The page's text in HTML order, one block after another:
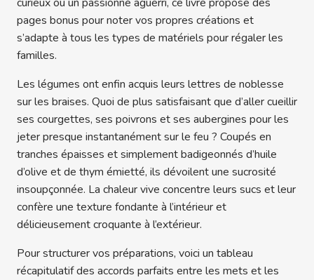
pages bonus pour noter vos propres créations et
s’adapte à tous les types de matériels pour régaler les
familles.
Les légumes ont enfin acquis leurs lettres de noblesse
sur les braises. Quoi de plus satisfaisant que d’aller cueillir
ses courgettes, ses poivrons et ses aubergines pour les
jeter presque instantanément sur le feu ? Coupés en
tranches épaisses et simplement badigeonnés d’huile
d’olive et de thym émietté, ils dévoilent une sucrosité
insoupçonnée. La chaleur vive concentre leurs sucs et leur
confère une texture fondante à l’intérieur et
délicieusement croquante à l’extérieur.
Pour structurer vos préparations, voici un tableau
récapitulatif des accords parfaits entre les mets et les